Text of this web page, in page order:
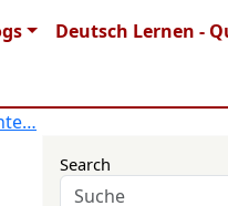
Deutsch Lernen -
Search